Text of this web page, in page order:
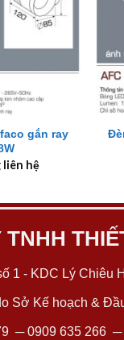
gắn ray
liên hệ
+
TNHH
1 - KDC Lý Chiêu
Sở Kế hoạch &
─0909 635 266─